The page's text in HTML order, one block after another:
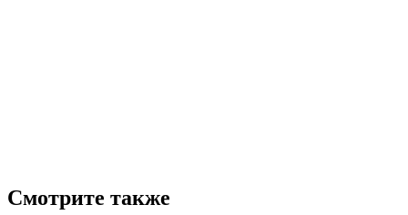
Смотрите также